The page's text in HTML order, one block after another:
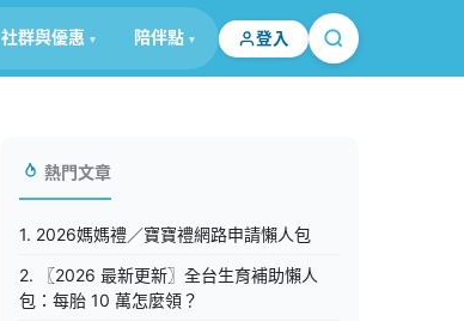
社群與優惠 陪伴點 登入
熱門文章
1. 2026媽媽禮／寶寶禮網路申請懶人包
2. 〖2026 最新更新〗全台生育補助懶人
包：每胎 10 萬怎麼領？